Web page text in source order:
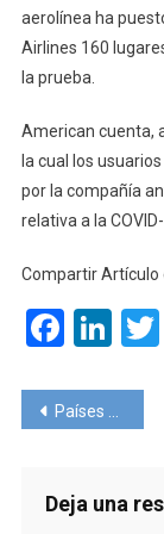
aerolínea ha
Airlines 160
la prueba.
American cuenta,
la cual los
por la compañía
relativa a la
Compartir Artículo
entradas
Países de la UE ponen en marcha los Certificados COVID
Deja una